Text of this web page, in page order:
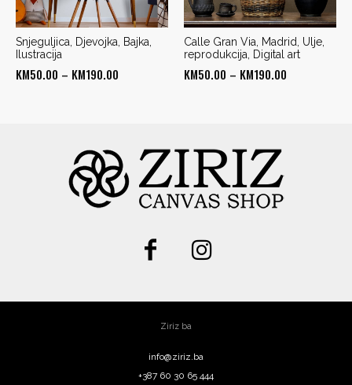
Snjeguljica, Djevojka, Bajka,
Ilustracija
KM50.00 – KM190.00
KM190.00
Calle Gran Via, Madrid, Ulje,
reprodukcija, Digital art
KM50.00 – KM190.00
Ziriz ba
info@ziriz.ba
+387 60 30 65 444